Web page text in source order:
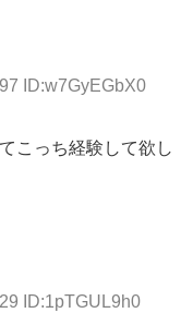
ID:w7GyEGbX0
こっち経験して欲し
ID:1pTGUL9h0